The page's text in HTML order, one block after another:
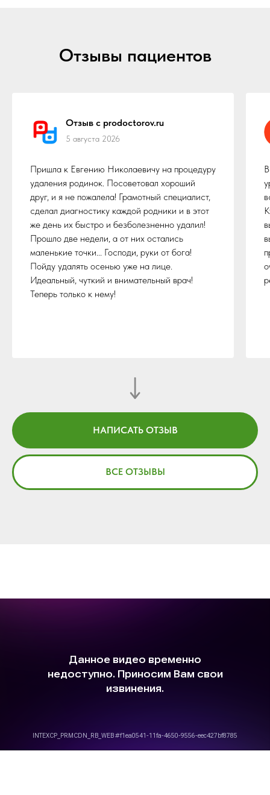
Отзывы пациентов
Отзыв с prodoctorov.ru
5 августа 2026
Пришла к Евгению Николаевичу на процедуру
удаления родинок. Посоветовал хороший
друг, и я не пожалела! Грамотный специалист,
сделал диагностику каждой родники и в этот
же день их быстро и безболезненно удалил!
Прошло две недели, а от них остались
маленькие точки... Господи, руки от бога!
Пойду удалять осенью уже на лице.
Идеальный, чуткий и внимательный врач!
Теперь только к нему!
НАПИСАТЬ ОТЗЫВ
ВСЕ ОТЗЫВЫ